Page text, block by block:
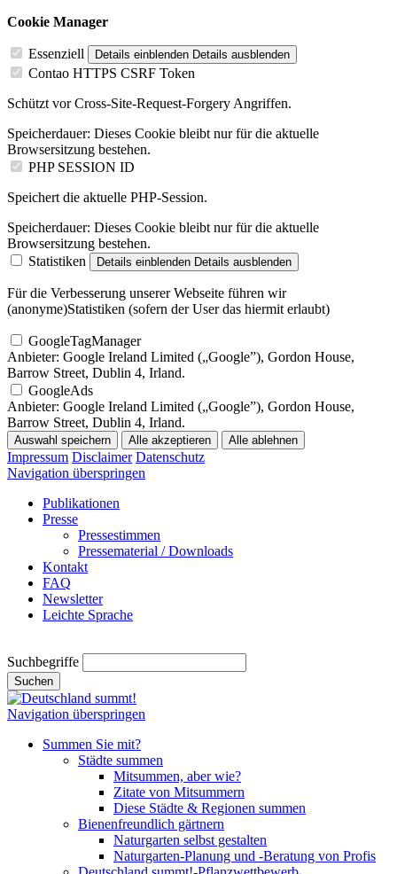
Cookie Manager
Essenziell Details einblenden Details ausblenden
Contao HTTPS CSRF Token
Schützt vor Cross-Site-Request-Forgery Angriffen.
Speicherdauer: Dieses Cookie bleibt nur für die aktuelle
Browsersitzung bestehen.
PHP SESSION ID
Speichert die aktuelle PHP-Session.
Speicherdauer: Dieses Cookie bleibt nur für die aktuelle
Browsersitzung bestehen.
Statistiken
Details einblenden Details ausblenden
Für die Verbesserung unserer Webseite führen wir
(anonyme)Statistiken (sofern der User das hiermit erlaubt)
GoogleTagManager
Anbieter: Google Ireland Limited („Google”), Gordon House,
Barrow Street, Dublin 4, Irland.
GoogleAds
Anbieter: Google Ireland Limited („Google”), Gordon House,
Barrow Street, Dublin 4, Irland.
Auswahl speichern Alle akzeptieren Alle ablehnen
Impressum Disclaimer Datenschutz
Navigation überspringen
Publikationen
Presse
Pressestimmen
Pressematerial / Downloads
Kontakt
FAQ
Newsletter
Leichte Sprache
Suchbegriffe
Suchen
Navigation überspringen
Summen Sie mit?
Städte summen
Mitsummen, aber wie?
Zitate von Mitsummern
Diese Städte & Regionen summen
Bienenfreundlich gärtnern
Naturgarten selbst gestalten
Naturgarten-Planung und -Beratung von Profis